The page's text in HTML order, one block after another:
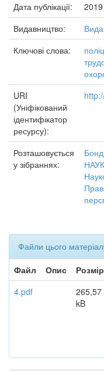
Дата публікації:
2019
Видавництво:
Ключові слова:
URI
(Уніфікований
ідентифікатор
ресурсу):
Розташовується
у зібраннях:
Файли цього
Файл
Опис Розмір
4.pdf
265,57
kB